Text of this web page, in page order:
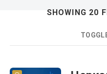
SHOWING 20
COUNT 20